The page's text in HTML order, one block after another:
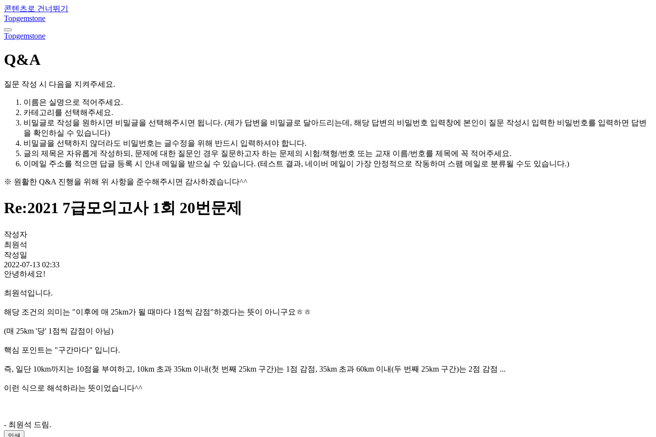
콘텐츠로 건너뛰기
Topgemstone
내
비
이
션
글
Topgemstone
Q&A
질문 작성 시 다음을 지켜주세요.
이름은 실명으로 적어주세요.
카테고리를 선택해주세요.
비밀글로 작성을 원하시면 비밀글을 선택해주시면 됩니다. (제가 답변을 비밀글로 달아드리는데, 해당 답변의 비밀번호 입력창에 본인이 질문 작성시 입력한 비밀번호를 입력하면 답변
을 확인하실 수 있습니다)
비밀글을 선택하지 않더라도 비밀번호는 글수정을 위해 반드시 입력하셔야 합니다.
글의 제목은 자유롭게 작성하되, 문제에 대한 질문인 경우 질문하고자 하는 문제의 시험/책형/번호 또는 교재 이름/번호를 제목에 꼭 적어주세요.
이메일 주소를 적으면 답글 등록 시 안내 메일을 받으실 수 있습니다. (테스트 결과, 네이버 메일이 가장 안정적으로 작동하며 스팸 메일로 분류될 수도 있습니다.)
※ 원활한 Q&A 진행을 위해 위 사항을 준수해주시면 감사하겠습니다^^
Re:2021 7급모의고사 1회 20번문제
작성자
최원석
작성일
2022-07-13 02:33
안녕하세요!
최원석입니다.
해당 조건의 의미는 "이후에 매 25km가 될 때마다 1점씩 감점"하겠다는 뜻이 아니구요ㅎㅎ
(매 25km '당' 1점씩 감점이 아님)
핵심 포인트는 "구간마다" 입니다.
즉, 일단 10km까지는 10점을 부여하고, 10km 초과 35km 이내(첫 번째 25km 구간)는 1점 감점, 35km 초과 60km 이내(두 번째 25km 구간)는 2점 감점 ...
이런 식으로 해석하라는 뜻이었습니다^^
- 최원석 드림.